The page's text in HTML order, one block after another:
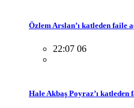
Özlem Arslan’ı katleden faile
22:07 06
Hale Akbaş Poyraz’ı katleden